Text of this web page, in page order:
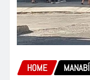
HOME MANABÍ